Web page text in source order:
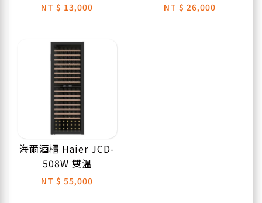
NT $ 13,000 NT $ 26,000
海爾酒櫃 Haier JCD-
508W 雙溫
NT $ 55,000